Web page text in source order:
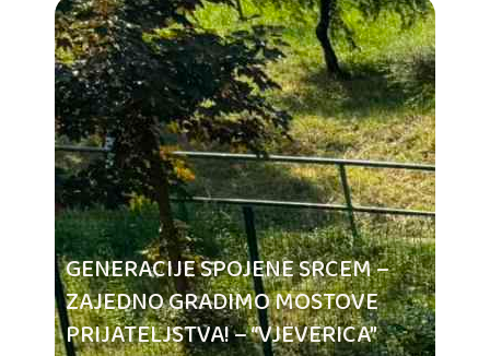
GENERACIJE SPOJENE SRCEM –
ZAJEDNO GRADIMO MOSTOVE
PRIJATELJSTVA! – “VJEVERICA”